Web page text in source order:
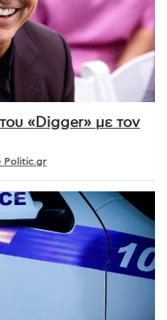
«Digger» με τον
Politic.gr